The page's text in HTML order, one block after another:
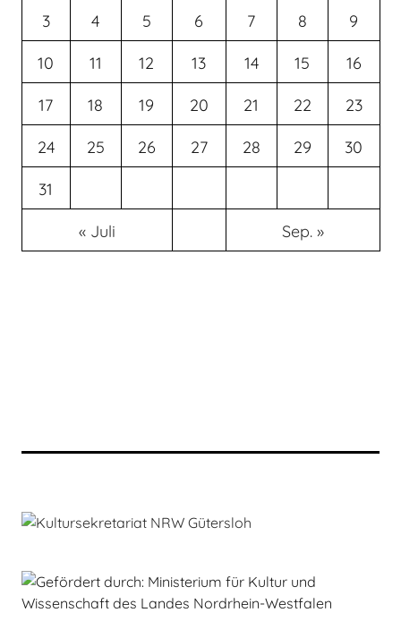
3 4 5 6 7 8 9
10 11 12 13 14 15 16
17 18 19 20 21 22 23
24 25 26 27 28 29 30
31
« Juli Sep. »